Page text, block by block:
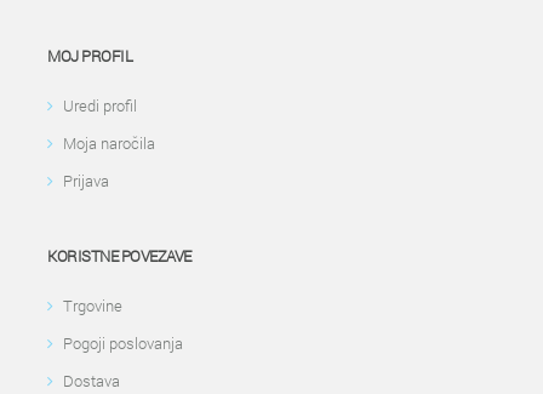
MOJ PROFIL
Uredi profil
Moja naročila
Prijava
KORISTNE POVEZAVE
Trgovine
Pogoji poslovanja
Dostava